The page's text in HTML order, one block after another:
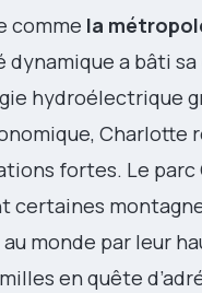
comme la
dynamique a bâti
hydroélectrique
Charlotte
fortes. Le
certaines
monde par leur
en quête